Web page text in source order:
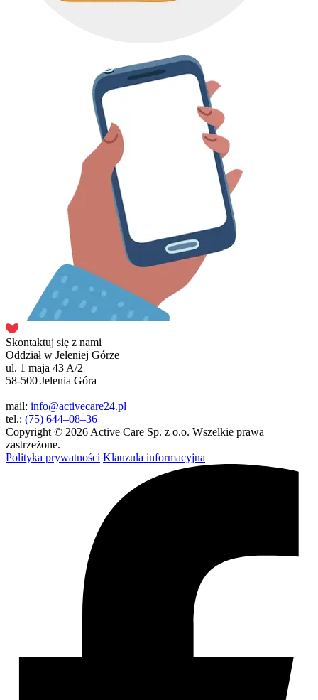
Skontaktuj się z nami
Oddział w Jeleniej Górze
ul. 1 maja 43 A/2
58-500 Jelenia Góra
mail: info@activecare24.pl
tel.: (75) 644–08–36
Copyright © 2026 Active Care Sp. z o.o. Wszelkie prawa
zastrzeżone.
Polityka prywatności Klauzula informacyjna